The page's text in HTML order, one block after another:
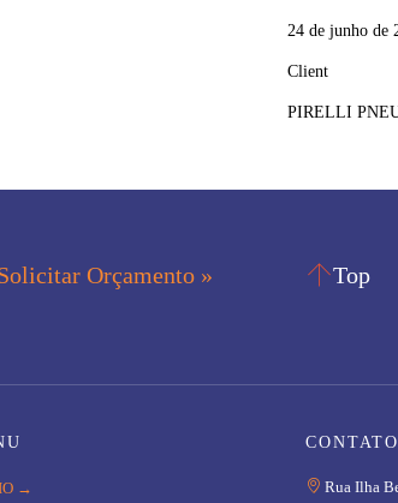
24 de junho de
Client
PIRELLI
Orçamento » Top
→
CONTATO
 Rua Ilha